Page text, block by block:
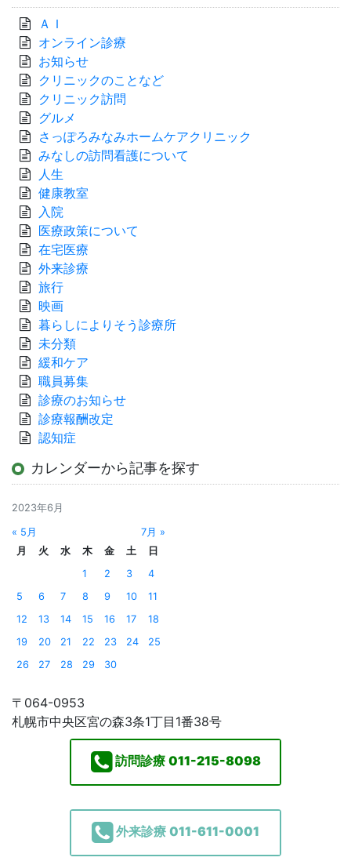
ＡＩ
オンライン診療
お知らせ
クリニックのことなど
クリニック訪問
グルメ
さっぽろみなみホームケアクリニック
みなしの訪問看護について
人生
健康教室
入院
医療政策について
在宅医療
外来診療
旅行
映画
暮らしによりそう診療所
未分類
緩和ケア
職員募集
診療のお知らせ
診療報酬改定
認知症
カレンダーから記事を探す
2023年6月
« 5月
7月 »
月
火 水 木 金 土
日
1
2 3
4
5
6 7 8 9 10
11
12
13 14 15 16 17
18
19
20 21 22 23 24
25
26
27 28 29 30
〒064-0953
札幌市中央区宮の森3条1丁目1番38号
訪問診療 011-215-8098
外来診療 011-611-0001